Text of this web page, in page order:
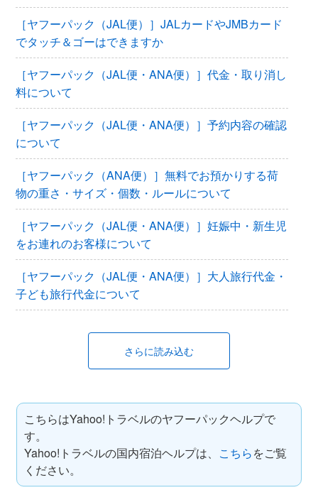
［ヤフーパック（JAL便）］JALカードやJMBカード
でタッチ＆ゴーはできますか
［ヤフーパック（JAL便・ANA便）］代金・取り消し
料について
［ヤフーパック（JAL便・ANA便）］予約内容の確認
について
［ヤフーパック（ANA便）］無料でお預かりする荷
物の重さ・サイズ・個数・ルールについて
［ヤフーパック（JAL便・ANA便）］妊娠中・新生児
をお連れのお客様について
［ヤフーパック（JAL便・ANA便）］大人旅行代金・
子ども旅行代金について
さらに読み込む
こちらはYahoo!トラベルのヤフーパックヘルプで
す。
Yahoo!トラベルの国内宿泊ヘルプは、 こちらをご覧
ください。